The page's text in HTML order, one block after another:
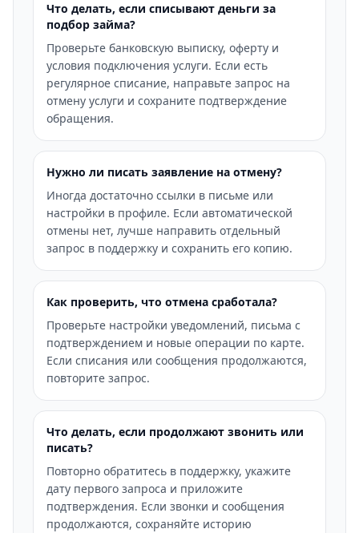
Что делать, если списывают деньги за
подбор займа?
Проверьте банковскую выписку, оферту и
условия подключения услуги. Если есть
регулярное списание, направьте запрос на
отмену услуги и сохраните подтверждение
обращения.
Нужно ли писать заявление на отмену?
Иногда достаточно ссылки в письме или
настройки в профиле. Если автоматической
отмены нет, лучше направить отдельный
запрос в поддержку и сохранить его копию.
Как проверить, что отмена сработала?
Проверьте настройки уведомлений, письма с
подтверждением и новые операции по карте.
Если списания или сообщения продолжаются,
повторите запрос.
Что делать, если продолжают звонить или
писать?
Повторно обратитесь в поддержку, укажите
дату первого запроса и приложите
подтверждения. Если звонки и сообщения
продолжаются, сохраняйте историю